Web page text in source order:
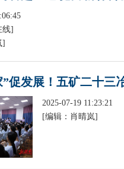
线]
]
”促发展！五矿二十三
2025-07-19 11:23:21
[编辑：肖晴岚]